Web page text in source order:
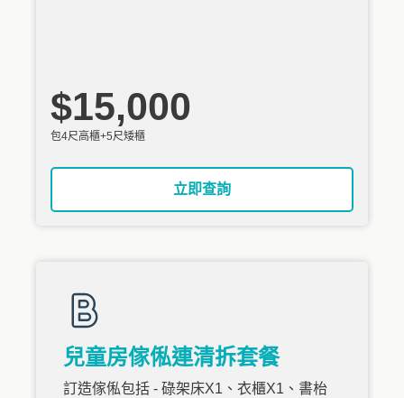
$15,000
包4尺高櫃+5尺矮櫃
立即查詢
兒童房傢俬連清拆套餐
訂造傢俬包括 - 碌架床X1、衣櫃X1、書枱